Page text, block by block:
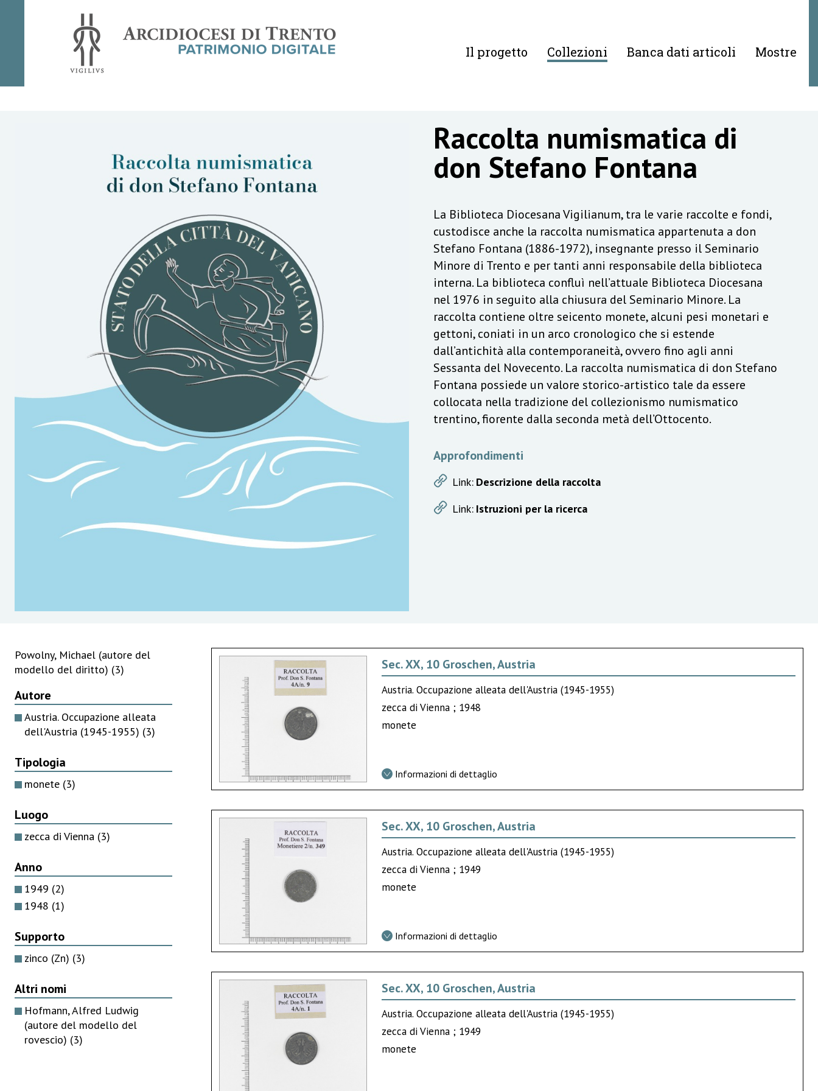
Il progetto Collezioni Banca dati articoli Mostre
Raccolta numismatica di
don Stefano Fontana
La Biblioteca Diocesana Vigilianum, tra le varie raccolte e fondi,
custodisce anche la raccolta numismatica appartenuta a don
Stefano Fontana (1886-1972), insegnante presso il Seminario
Minore di Trento e per tanti anni responsabile della biblioteca
interna. La biblioteca confluì nell’attuale Biblioteca Diocesana
nel 1976 in seguito alla chiusura del Seminario Minore. La
raccolta contiene oltre seicento monete, alcuni pesi monetari e
gettoni, coniati in un arco cronologico che si estende
dall’antichità alla contemporaneità, ovvero fino agli anni
Sessanta del Novecento. La raccolta numismatica di don Stefano
Fontana possiede un valore storico-artistico tale da essere
collocata nella tradizione del collezionismo numismatico
trentino, fiorente dalla seconda metà dell’Ottocento.
Approfondimenti
Link: Descrizione della raccolta
Link: Istruzioni per la ricerca
Powolny, Michael (autore del
modello del diritto) (3)
Autore
Austria. Occupazione alleata
dell'Austria (1945-1955) (3)
Tipologia
monete (3)
Luogo
zecca di Vienna (3)
Anno
1949 (2)
1948 (1)
Supporto
zinco (Zn) (3)
Altri nomi
Hofmann, Alfred Ludwig
(autore del modello del
rovescio) (3)
Sec. XX, 10 Groschen, Austria
Austria. Occupazione alleata dell'Austria (1945-1955)
zecca di Vienna ; 1948
monete
Informazioni di dettaglio
Sec. XX, 10 Groschen, Austria
Austria. Occupazione alleata dell'Austria (1945-1955)
zecca di Vienna ; 1949
monete
Informazioni di dettaglio
Sec. XX, 10 Groschen, Austria
Austria. Occupazione alleata dell'Austria (1945-1955)
zecca di Vienna ; 1949
monete